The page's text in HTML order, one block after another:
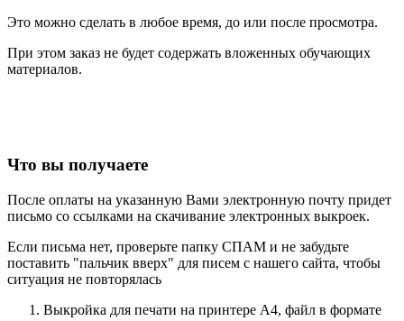
Это можно сделать в любое время, до или после просмотра.
При этом заказ не будет содержать вложенных обучающих
материалов.
Что вы получаете
После оплаты на указанную Вами электронную почту придет
письмо со ссылками на скачивание электронных выкроек.
Если письма нет, проверьте папку СПАМ и не забудьте
поставить "пальчик вверх" для писем с нашего сайта, чтобы
ситуация не повторялась
Выкройка для печати на принтере А4, файл в формате